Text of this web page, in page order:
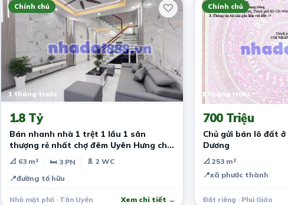
Chính chủ
1 tháng trước
1.8 Tỷ
Bán nhanh nhà 1 trệt 1 lầu 1 sân
thượng rẻ nhất chợ đêm Uyên Hưng chỉ
từ 1ty8
📐 63 m² 🛏 3 PN
🚿 2 WC
📍đường tố hữu
Nhà mặt phố · Tân Uyên Xem chi tiết →
Chính chủ
1 tháng trước
700 Triệu
Chủ gửi bán lô đất
Dương
📐 253 m²
📍xã phước thành
Đất riêng · Phú Giáo